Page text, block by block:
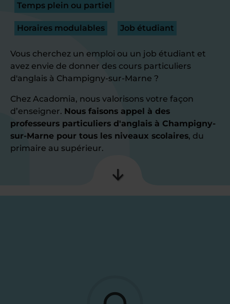
Temps plein ou partiel
Horaires modulables Job étudiant
Vous cherchez un emploi ou un job étudiant et
avez envie de donner des cours particuliers
d'anglais à Champigny-sur-Marne ?
Chez Acadomia, nous valorisons votre façon
d’enseigner. Nous faisons appel à des
professeurs particuliers d'anglais à Champigny-
sur-Marne pour tous les niveaux scolaires, du
primaire au supérieur.